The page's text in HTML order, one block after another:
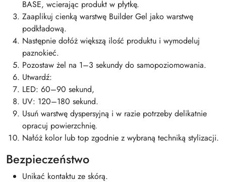
BASE, wcierając produkt w płytkę.
Zaaplikuj cienką warstwę Builder Gel jako warstwę
podkładową.
Następnie dołóż większą ilość produktu i wymodeluj
paznokieć.
Pozostaw żel na 1–3 sekundy do samopoziomowania.
Utwardź:
LED: 60–90 sekund,
UV: 120–180 sekund.
Usuń warstwę dyspersyjną i w razie potrzeby delikatnie
opracuj powierzchnię.
Nałóż kolor lub top zgodnie z wybraną techniką stylizacji.
Bezpieczeństwo
Unikać kontaktu ze skórą.